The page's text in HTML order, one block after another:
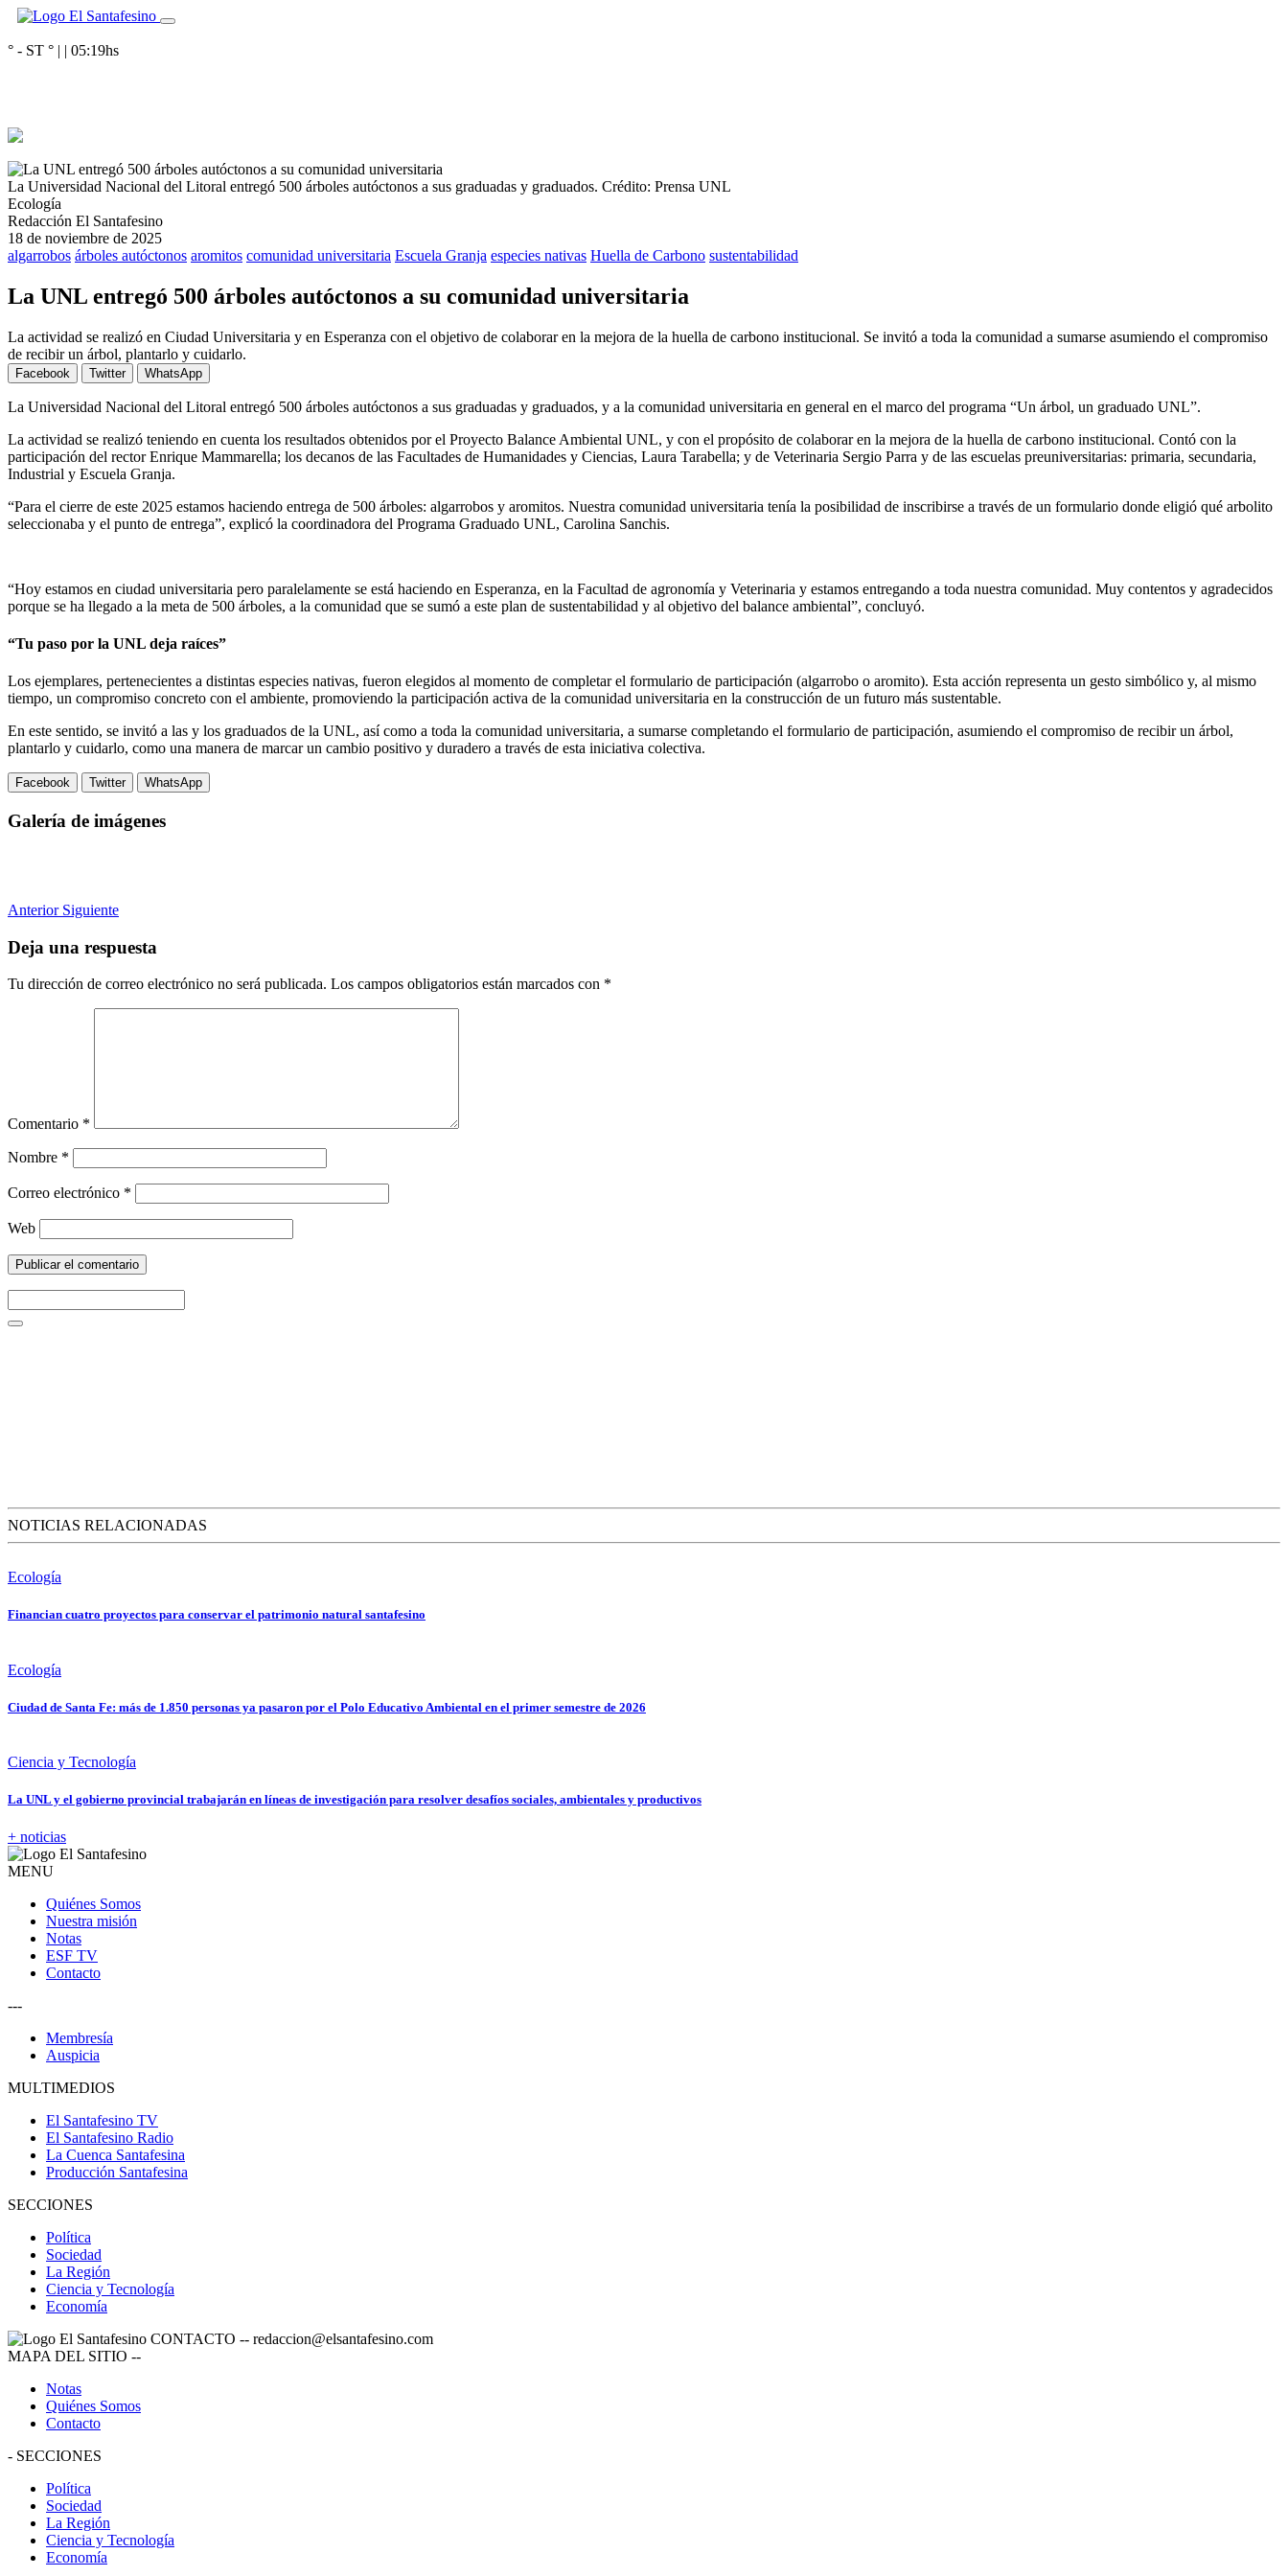
° - ST ° | | 05:19hs
La Universidad Nacional del Litoral entregó 500 árboles autóctonos a sus graduadas y graduados. Crédito: Prensa UNL
Ecología
Redacción El Santafesino
18 de noviembre de 2025
algarrobos árboles autóctonos aromitos comunidad universitaria Escuela Granja especies nativas Huella de Carbono sustentabilidad
La UNL entregó 500 árboles autóctonos a su comunidad universitaria
La actividad se realizó en Ciudad Universitaria y en Esperanza con el objetivo de colaborar en la mejora de la huella de carbono institucional. Se invitó a toda la comunidad a sumarse asumiendo el compromiso
de recibir un árbol, plantarlo y cuidarlo.
Facebook Twitter WhatsApp
La Universidad Nacional del Litoral entregó 500 árboles autóctonos a sus graduadas y graduados, y a la comunidad universitaria en general en el marco del programa “Un árbol, un graduado UNL”.
La actividad se realizó teniendo en cuenta los resultados obtenidos por el Proyecto Balance Ambiental UNL, y con el propósito de colaborar en la mejora de la huella de carbono institucional. Contó con la
participación del rector Enrique Mammarella; los decanos de las Facultades de Humanidades y Ciencias, Laura Tarabella; y de Veterinaria Sergio Parra y de las escuelas preuniversitarias: primaria, secundaria,
Industrial y Escuela Granja.
“Para el cierre de este 2025 estamos haciendo entrega de 500 árboles: algarrobos y aromitos. Nuestra comunidad universitaria tenía la posibilidad de inscribirse a través de un formulario donde eligió qué arbolito
seleccionaba y el punto de entrega”, explicó la coordinadora del Programa Graduado UNL, Carolina Sanchis.
“Hoy estamos en ciudad universitaria pero paralelamente se está haciendo en Esperanza, en la Facultad de agronomía y Veterinaria y estamos entregando a toda nuestra comunidad. Muy contentos y agradecidos
porque se ha llegado a la meta de 500 árboles, a la comunidad que se sumó a este plan de sustentabilidad y al objetivo del balance ambiental”, concluyó.
“Tu paso por la UNL deja raíces”
Los ejemplares, pertenecientes a distintas especies nativas, fueron elegidos al momento de completar el formulario de participación (algarrobo o aromito). Esta acción representa un gesto simbólico y, al mismo
tiempo, un compromiso concreto con el ambiente, promoviendo la participación activa de la comunidad universitaria en la construcción de un futuro más sustentable.
En este sentido, se invitó a las y los graduados de la UNL, así como a toda la comunidad universitaria, a sumarse completando el formulario de participación, asumiendo el compromiso de recibir un árbol,
plantarlo y cuidarlo, como una manera de marcar un cambio positivo y duradero a través de esta iniciativa colectiva.
Facebook Twitter WhatsApp
Galería de imágenes
Anterior Siguiente
Deja una respuesta
Tu dirección de correo electrónico no será publicada. Los campos obligatorios están marcados con *
Comentario *
Nombre *
Correo electrónico *
Web
NOTICIAS RELACIONADAS
Ecología
Financian cuatro proyectos para conservar el patrimonio natural santafesino
Ecología
Ciudad de Santa Fe: más de 1.850 personas ya pasaron por el Polo Educativo Ambiental en el primer semestre de 2026
Ciencia y Tecnología
La UNL y el gobierno provincial trabajarán en líneas de investigación para resolver desafíos sociales, ambientales y productivos
+ noticias
MENU
Quiénes Somos
Nuestra misión
Notas
ESF TV
Contacto
---
Membresía
Auspicia
MULTIMEDIOS
El Santafesino TV
El Santafesino Radio
La Cuenca Santafesina
Producción Santafesina
SECCIONES
Política
Sociedad
La Región
Ciencia y Tecnología
Economía
CONTACTO -- redaccion@elsantafesino.com
MAPA DEL SITIO --
Notas
Quiénes Somos
Contacto
- SECCIONES
Política
Sociedad
La Región
Ciencia y Tecnología
Economía